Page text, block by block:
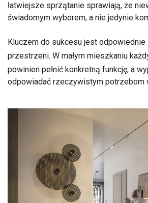
łatwiejsze sprzątanie sprawiają, że
świadomym wyborem, a nie jedynie
Kluczem do sukcesu jest odpowiednie
przestrzeni. W małym mieszkaniu
powinien pełnić konkretną funkcję, a
odpowiadać rzeczywistym potrzebom